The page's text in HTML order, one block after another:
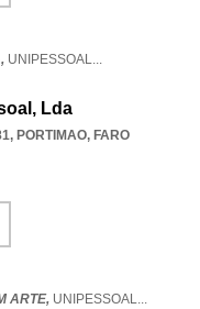
UNIPESSOAL...
Lda
, PORTIMAO, FARO
ARTE, UNIPESSOAL...